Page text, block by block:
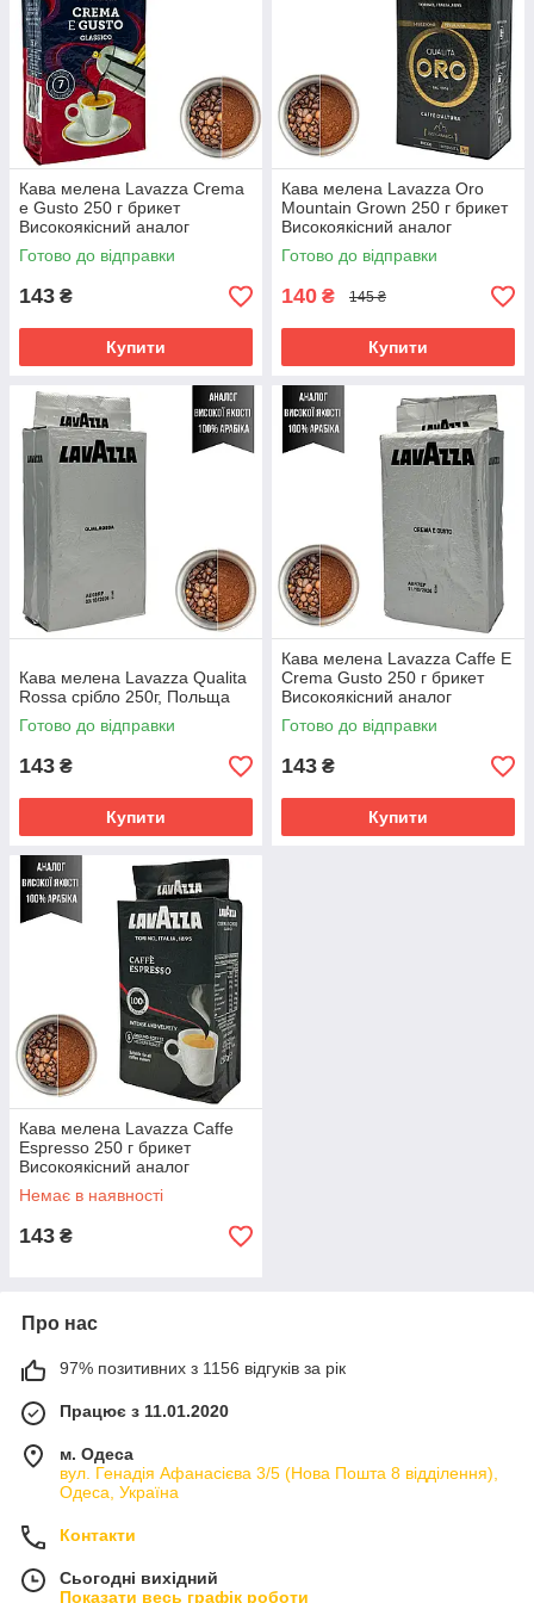
Кава мелена Lavazza Crema
e Gusto 250 г брикет
Високоякісний аналог
Польща
Готово до відправки
143 ₴
Купити
Кава мелена Lavazza Oro
Mountain Grown 250 г брикет
Високоякісний аналог
Польща
Готово до відправки
140 ₴ 145 ₴
Купити
Кава мелена Lavazza Qualita
Rossa срібло 250г, Польща
Готово до відправки
143 ₴
Купити
Кава мелена Lavazza Caffe E
Crema Gusto 250 г брикет
Високоякісний аналог
Польща
Готово до відправки
143 ₴
Купити
Кава мелена Lavazza Caffe
Espresso 250 г брикет
Високоякісний аналог
Польща
Немає в наявності
143 ₴
Про нас
97% позитивних з 1156 відгуків за рік
Працює з 11.01.2020
м. Одеса
вул. Генадія Афанасієва 3/5 (Нова Пошта 8 відділення),
Одеса, Україна
Контакти
Сьогодні вихідний
Показати весь графік роботи